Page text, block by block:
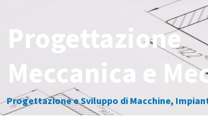
Progettazione
Meccanica e
Progettazione e Sviluppo di Macchine,